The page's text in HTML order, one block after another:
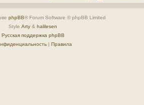
phpBB® Forum Software © phpBB Limited
Style Arty & halilesen
Русская поддержка phpBB
| Правила